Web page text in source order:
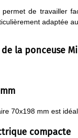
de travailler
adaptée
la ponceuse
70x198 mm est
compacte